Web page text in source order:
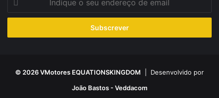
seu
de
© 2026 VMotores EQUATIONSKINGDOM | Desenvolvido por
João Bastos - Veddacom